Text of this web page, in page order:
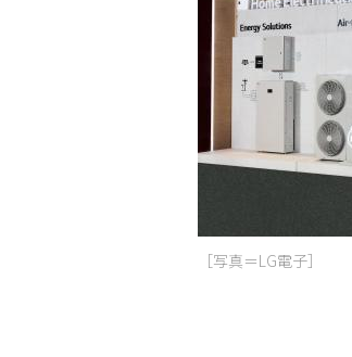
［写真＝LG電子］